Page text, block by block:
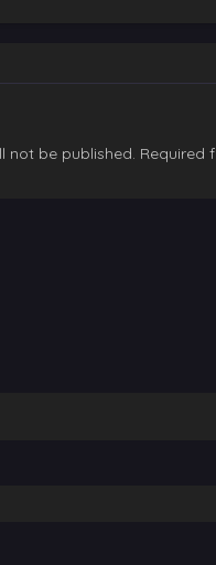
not be published. Required